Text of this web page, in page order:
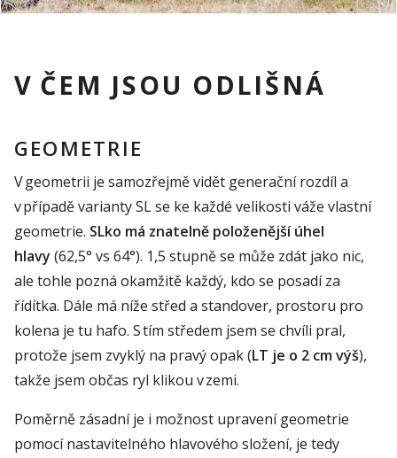
V ČEM JSOU ODLIŠNÁ
GEOMETRIE
V geometrii je samozřejmě vidět generační rozdíl a
v případě varianty SL se ke každé velikosti váže vlastní
geometrie. SLko má znatelně položenější úhel
hlavy (62,5° vs 64°). 1,5 stupně se může zdát jako nic,
ale tohle pozná okamžitě každý, kdo se posadí za
řídítka. Dále má níže střed a standover, prostoru pro
kolena je tu hafo. S tím středem jsem se chvíli pral,
protože jsem zvyklý na pravý opak (LT je o 2 cm výš),
takže jsem občas ryl klikou v zemi.
Poměrně zásadní je i možnost upravení geometrie
pomocí nastavitelného hlavového složení, je tedy